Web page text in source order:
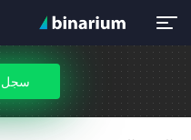
سجل Binarium